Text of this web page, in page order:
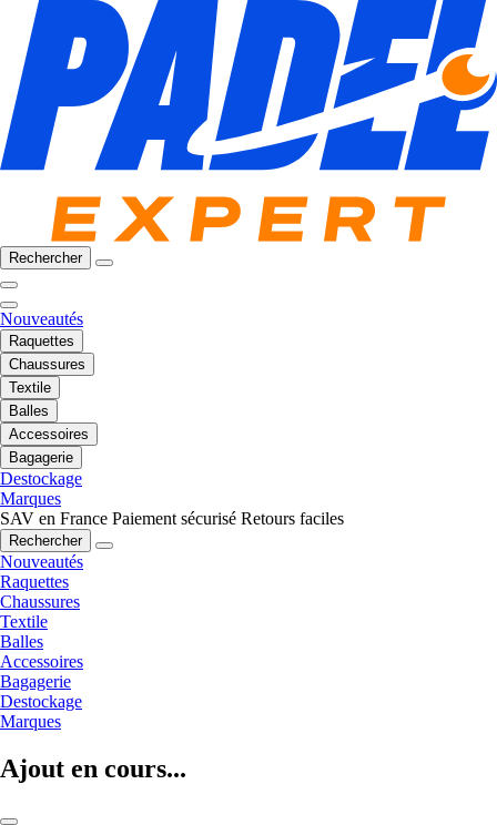
Rechercher
Nouveautés
Raquettes
Chaussures
Textile
Balles
Accessoires
Bagagerie
Destockage
Marques
SAV en France Paiement sécurisé Retours faciles
Rechercher
Nouveautés
Raquettes
Chaussures
Textile
Balles
Accessoires
Bagagerie
Destockage
Marques
Ajout en cours...